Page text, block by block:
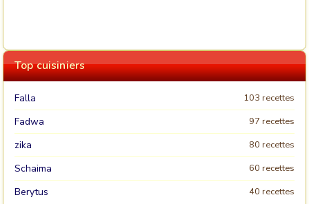
Top cuisiniers
Falla 103 recettes
Fadwa 97 recettes
zika 80 recettes
Schaima 60 recettes
Berytus 40 recettes